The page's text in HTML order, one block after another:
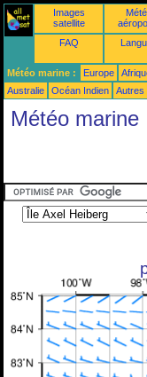
Images
satellite
FAQ
Météo marine : Europe
Australie
Océan Indien Autres
Météo